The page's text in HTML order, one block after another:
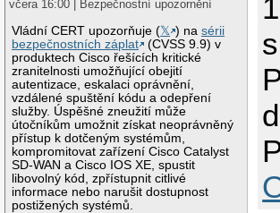
včera 16:00 | Bezpečnostní upozornění
Vládní CERT upozorňuje (𝕏 ) nasérii
bezpečnostních záplat
(CVSS 9.9) v
produktech Cisco řešících kritické
zranitelnosti umožňující obejití
autentizace, eskalaci oprávnění,
vzdálené spuštění kódu a odepření
služby. Úspěšné zneužití může
útočníkům umožnit získat neoprávněný
přístup k dotčeným systémům,
kompromitovat zařízení Cisco Catalyst
SD-WAN a Cisco IOS XE, spustit
libovolný kód, zpřístupnit citlivé
informace nebo narušit dostupnost
postižených systémů.